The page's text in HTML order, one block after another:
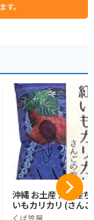
す。
沖縄 お土産 沖縄産
いもカリカリ (さん